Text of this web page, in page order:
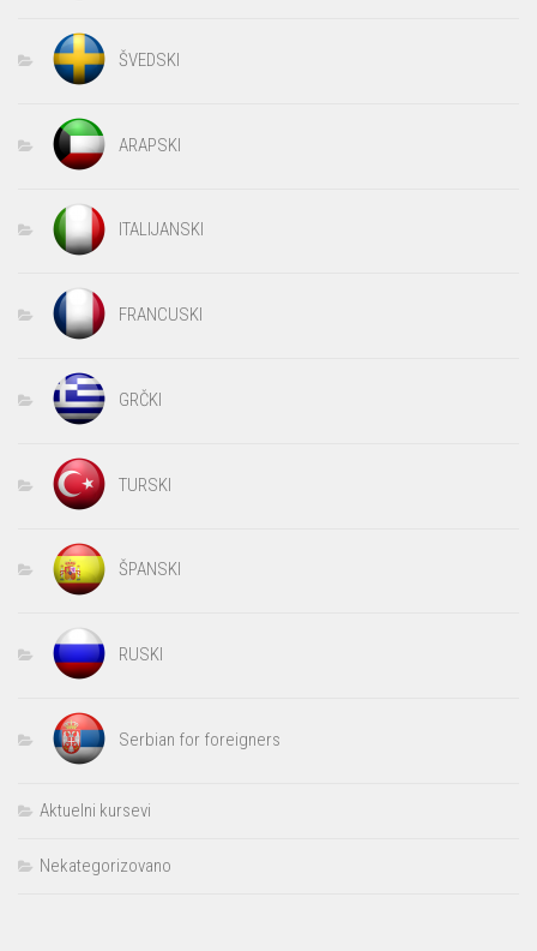
ŠVEDSKI
ARAPSKI
ITALIJANSKI
FRANCUSKI
GRČKI
TURSKI
ŠPANSKI
RUSKI
Serbian for foreigners
Aktuelni kursevi
Nekategorizovano